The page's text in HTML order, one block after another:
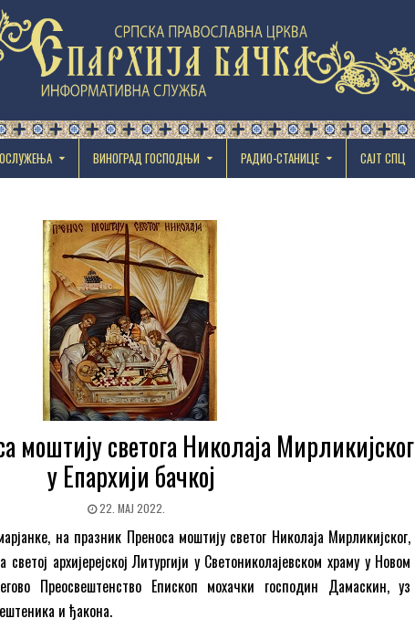
ВИНОГРАД ГОСПОДЊИ РАДИО-СТАНИЦЕ САЈТ СПЦ
моштију светога Николаја Мирликијског
у Епархији бачкој
22. МАЈ 2022.
на празник Преноса моштију светог Николаја Мирликијског,
архијерејској Литургији у Светониколајевском храму у Новом
Преосвештенство Епископ мохачки господин Дамаскин, уз
и ђакона.